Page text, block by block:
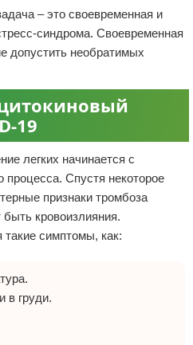
– это своевременная и
синдрома. Своевременная
допустить необратимых
19
легких начинается с
процесса. Спустя некоторое
признаки тромбоза
кровоизлияния.
симптомы, как:
в груди.